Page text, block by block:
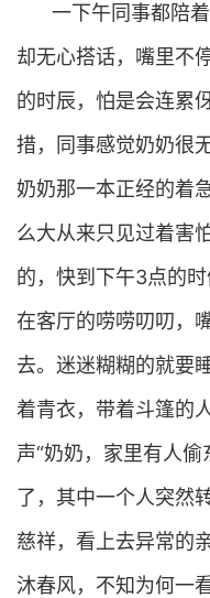
一下午同事都陪
却无心搭话，嘴里不
的时辰，怕是会连累
措，同事感觉奶奶很
奶奶那一本正经的着
么大从来只见过着害
的，快到下午3点的
在客厅的唠唠叨叨，
去。迷迷糊糊的就要
着青衣，带着斗篷的
声“奶奶，家里有人
了，其中一个人突然
慈祥，看上去异常的
沐春风，不知为何一